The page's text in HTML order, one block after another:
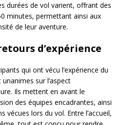
durées de vol varient, offrant des
minutes, permettant ainsi aux
de leur aventure.
d’expérience
qui ont vécu l’expérience du
sur l’aspect
Ils mettent en avant le
des équipes encadrantes, ainsi
vécues lors du vol. Entre l’accueil,